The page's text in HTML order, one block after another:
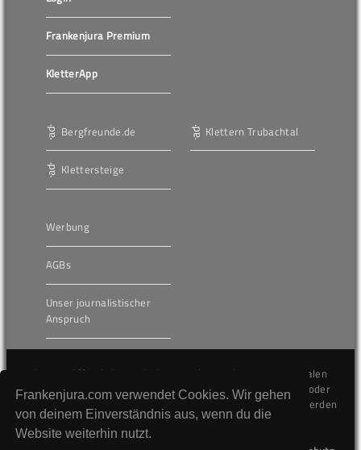
Frankenjura.com verwendet Cookies. Wir gehen
von deinem Einverständnis aus, wenn du die
Website weiterhin nutzt.
Frankenjura Premium
KletterApp
Bergfreunde.de
Klettersteige
Klettern Trubachtal
Werbung
AGBs
Unser journalistischer
Anspruch
Die hier veröffentlichten Inhalte unterliegen dem internationalen
Urheberrecht (Copyright) und dürfen nicht kopiert, verändert oder
unverändert wiederveröffentlicht werden. Gegen Verstöße werden
wir auf juristischem Wege vorgehen.